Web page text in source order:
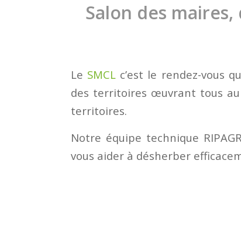
Salon des
Le SMCL c’est le rendez-vous
des territoires œuvrant tous
territoires.
Notre équipe technique
vous aider à désherber